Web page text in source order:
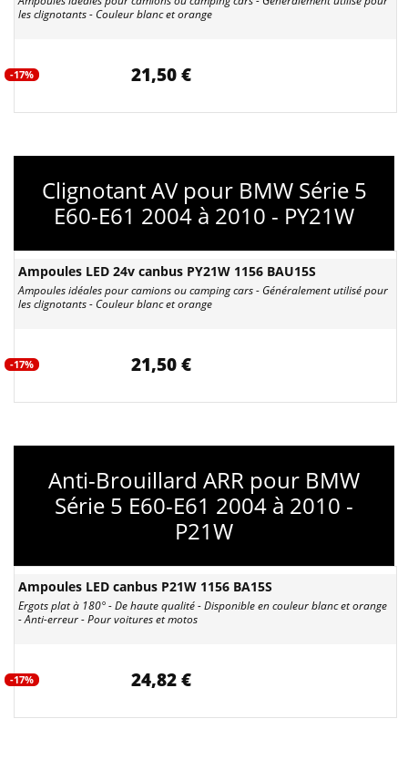
les clignotants - Couleur blanc et orange
-17% 21,50 €
Clignotant AV pour BMW Série 5
E60-E61 2004 à 2010 - PY21W
Ampoules LED 24v canbus PY21W 1156 BAU15S
Ampoules idéales pour camions ou camping cars - Généralement utilisé pour
les clignotants - Couleur blanc et orange
-17% 21,50 €
Anti-Brouillard ARR pour BMW
Série 5 E60-E61 2004 à 2010 -
P21W
Ampoules LED canbus P21W 1156 BA15S
Ergots plat à 180° - De haute qualité - Disponible en couleur blanc et orange
- Anti-erreur - Pour voitures et motos
-17% 24,82 €